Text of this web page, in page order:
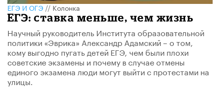
ЕГЭ И ОГЭ//Колонка
ЕГЭ: ставка меньше, чем жизнь
Научный руководитель Института образовательной
политики «Эврика» Александр Адамский – о том,
кому выгодно пугать детей ЕГЭ, чем были плохи
советские экзамены и почему в случае отмены
единого экзамена люди могут выйти с протестами на
улицы.